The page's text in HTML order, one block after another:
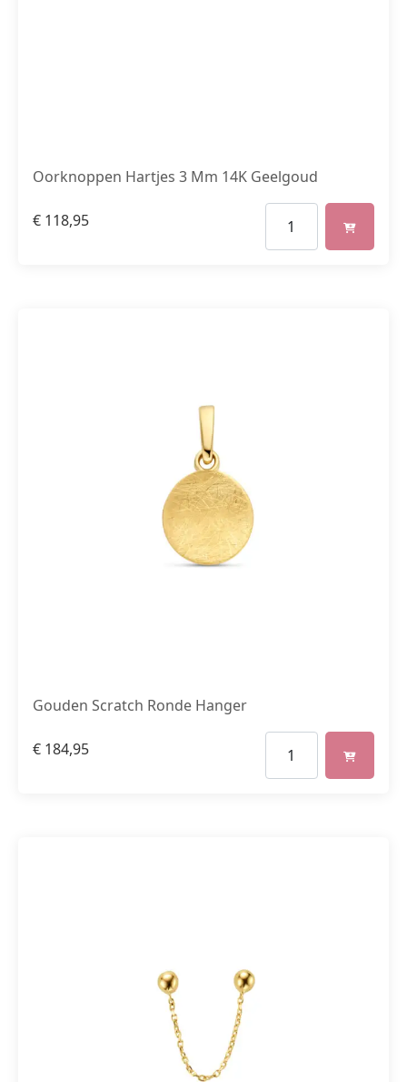
Oorknoppen Hartjes 3 Mm 14K Geelgoud
€ 118,95
Gouden Scratch Ronde Hanger
€ 184,95